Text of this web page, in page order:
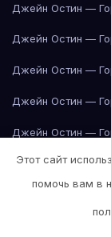
Джейн Остин —
Джейн Остин —
Джейн Остин —
Джейн Остин —
Джейн Остин —
Джейн Остин —
Джейн Остин —
Джейн Остин —
Этот сайт
помочь вам в